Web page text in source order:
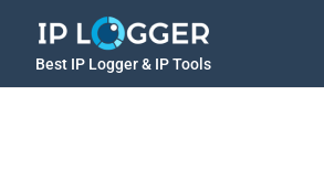
Best IP Logger & IP Tools